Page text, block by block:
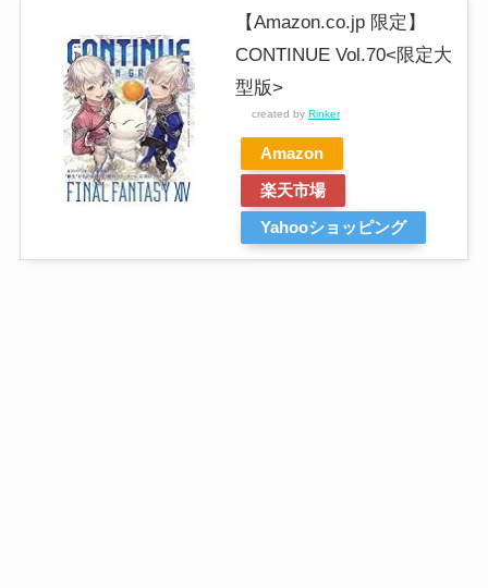
【Amazon.co.jp 限定】
CONTINUE Vol.70<限定大
型版>
created by Rinker
Amazon
楽天市場
Yahooショッピング